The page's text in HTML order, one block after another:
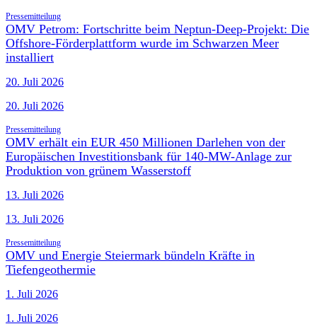
Pressemitteilung
OMV Petrom: Fortschritte beim Neptun-Deep-Projekt: Die
Offshore-Förderplattform wurde im Schwarzen Meer
installiert
20. Juli 2026
20. Juli 2026
Pressemitteilung
OMV erhält ein EUR 450 Millionen Darlehen von der
Europäischen Investitionsbank für 140-MW-Anlage zur
Produktion von grünem Wasserstoff
13. Juli 2026
13. Juli 2026
Pressemitteilung
OMV und Energie Steiermark bündeln Kräfte in
Tiefengeothermie
1. Juli 2026
1. Juli 2026